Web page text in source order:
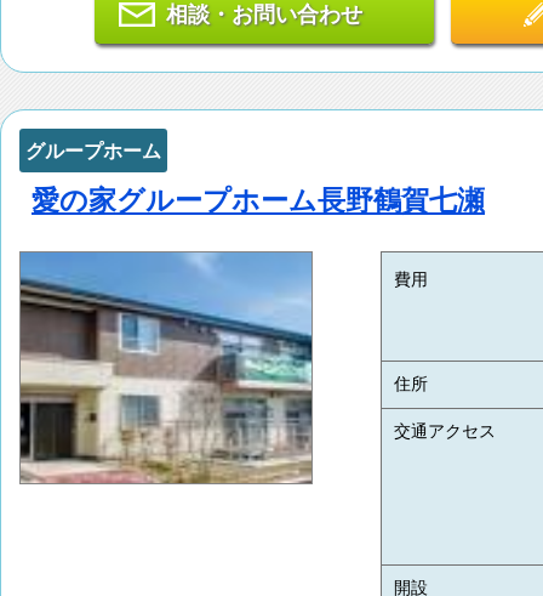
相談・お問い合わせ
グループホーム
愛の家グループホーム長野鶴賀七瀬
費用
住所
交通アクセス
開設